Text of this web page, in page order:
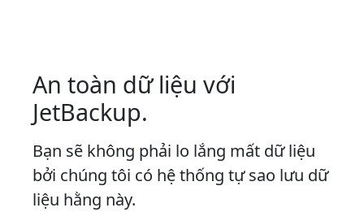
An toàn dữ liệu với
JetBackup.
Bạn sẽ không phải lo lắng mất dữ liệu
bởi chúng tôi có hệ thống tự sao lưu dữ
liệu hằng này.